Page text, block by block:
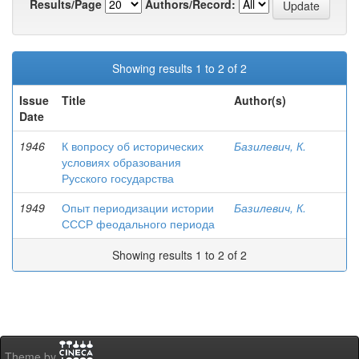
Results/Page
Authors/Record:
Showing results 1 to 2 of 2
Issue
Date
Title Author(s)
1946
К вопросу об исторических
условиях образования
Русского государства
Базилевич, К.
1949
Опыт периодизации истории
СССР феодального периода
Базилевич, К.
Showing results 1 to 2 of 2